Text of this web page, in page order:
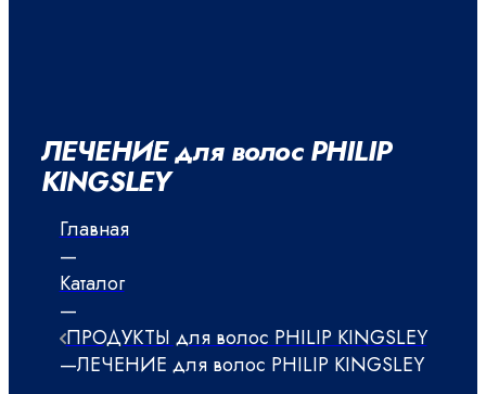
ЛЕЧЕНИЕ для волос PHILIP
KINGSLEY
Главная
—
Каталог
—
ПРОДУКТЫ для волос PHILIP KINGSLEY
—ЛЕЧЕНИЕ для волос PHILIP KINGSLEY